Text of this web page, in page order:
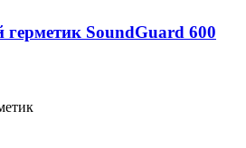
герметик SoundGuard 600